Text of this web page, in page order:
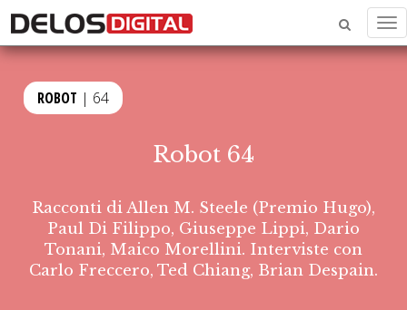
ROBOT | 64
Robot 64
Racconti di Allen M. Steele (Premio Hugo),
Paul Di Filippo, Giuseppe Lippi, Dario
Tonani, Maico Morellini. Interviste con
Carlo Freccero, Ted Chiang, Brian Despain.